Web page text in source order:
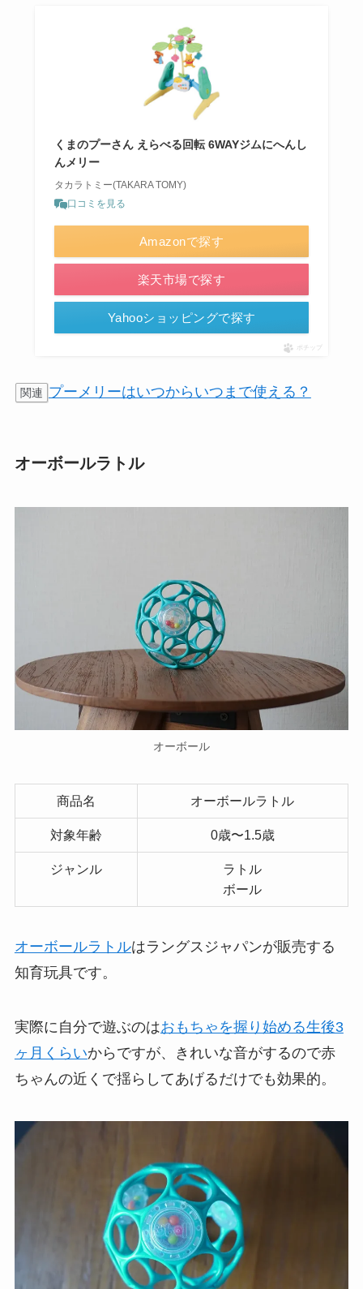
くまのプーさん えらべる回転 6WAYジムにへんし
んメリー
タカラトミー(TAKARA TOMY)
口コミを見る
Amazonで探す
楽天市場で探す
Yahooショッピングで探す
ポチップ
関連 プーメリーはいつからいつまで使える？
オーボールラトル
オーボール
商品名 オーボールラトル
対象年齢 0歳〜1.5歳
ジャンル
ラトル
ボール
オーボールラトルはラングスジャパンが販売する
知育玩具です。
実際に自分で遊ぶのはおもちゃを握り始める生後3
ヶ月くらいからですが、きれいな音がするので赤
ちゃんの近くで揺らしてあげるだけでも効果的。